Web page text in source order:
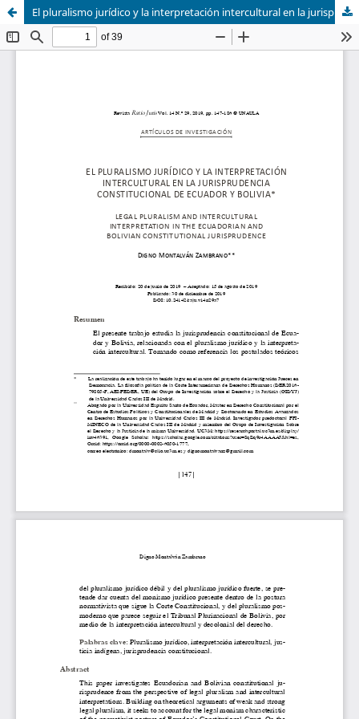
El pluralismo jurídico y la interpretación intercultural en la jurisprudencia constitucional de Ecuador y Bolivia